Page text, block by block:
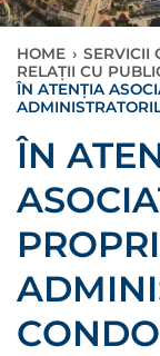
HOME › SERVICII
RELAȚII CU
ÎN ATENŢIA
ÎN